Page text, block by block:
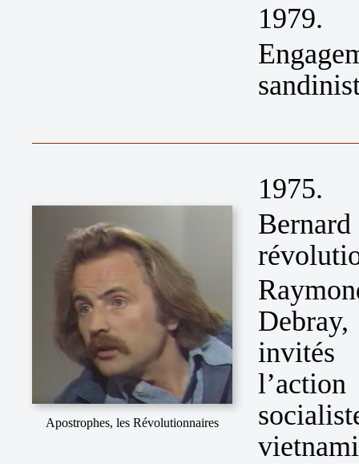
1979.
Apostrophes, les Révolutionnaires
1975.
invités